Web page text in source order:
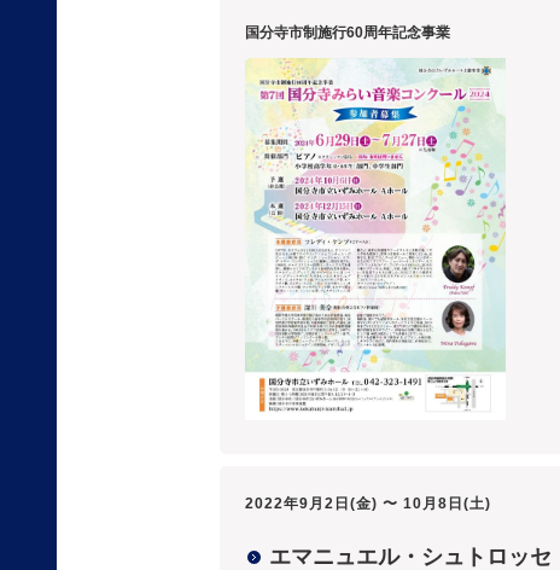
国分寺市制施行60周年記念事業
2022年9月2日(金) 〜 10月8日(土)
エマニュエル・シュトロッセ